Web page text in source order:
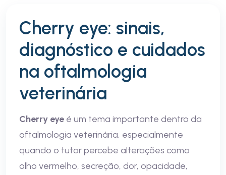
Cherry eye: sinais,
diagnóstico e cuidados
na oftalmologia
veterinária
Cherry eye é um tema importante dentro da
oftalmologia veterinária, especialmente
quando o tutor percebe alterações como
olho vermelho, secreção, dor, opacidade,